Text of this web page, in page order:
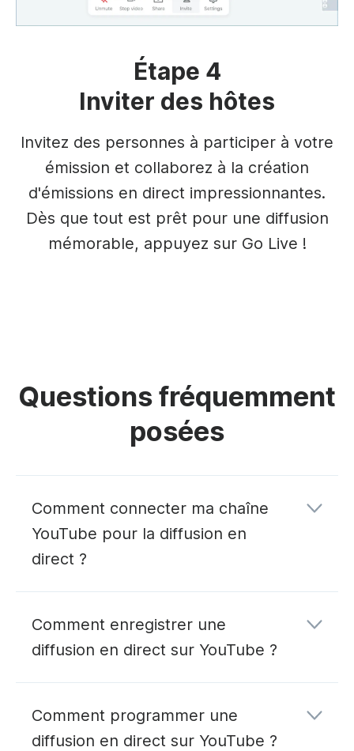
Étape 4
Inviter des hôtes
Invitez des personnes à participer à votre
émission et collaborez à la création
d'émissions en direct impressionnantes.
Dès que tout est prêt pour une diffusion
mémorable, appuyez sur Go Live !
Questions fréquemment
posées
Comment connecter ma chaîne
YouTube pour la diffusion en
direct ?
d'une chaîne YouTube
Comment enregistrer une
diffusion en direct sur YouTube ?
Comment programmer une
diffusion en direct sur YouTube ?